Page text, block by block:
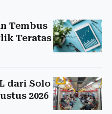
Tembus
Teratas
dari Solo
2026